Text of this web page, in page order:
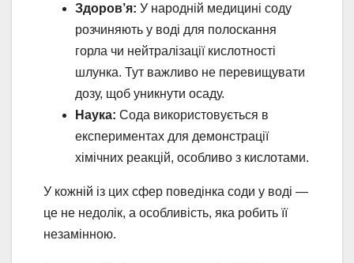
Здоров’я: У народній медицині соду
розчиняють у воді для полоскання
горла чи нейтралізації кислотності
шлунка. Тут важливо не перевищувати
дозу, щоб уникнути осаду.
Наука: Сода використовується в
експериментах для демонстрації
хімічних реакцій, особливо з кислотами.
У кожній із цих сфер поведінка соди у воді —
це не недолік, а особливість, яка робить її
незамінною.